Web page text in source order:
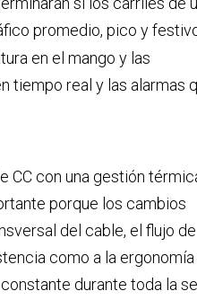
promedio, pico y
en el mango y las
tiempo real y las alarmas
CC con una gestión
porque los cambios
del cable, el flujo de
como a la ergonomía
durante toda la